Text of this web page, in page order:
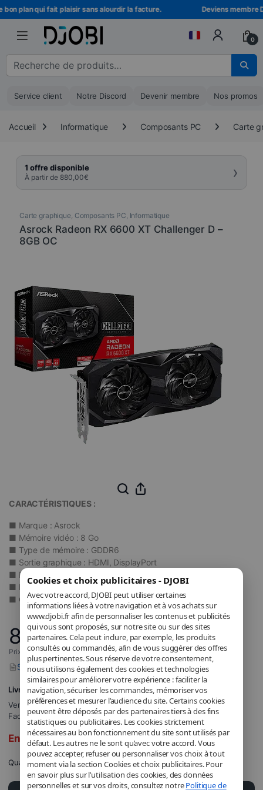
Cookies et choix publicitaires - DJOBI
Avec votre accord, DJOBI peut utiliser certaines
informations liées à votre navigation et à vos achats sur
www.djobi.fr afin de personnaliser les contenus et publicités
qui vous sont proposés, sur notre site ou sur des sites
partenaires. Cela peut inclure, par exemple, les produits
consultés ou commandés, afin de vous suggérer des offres
plus pertinentes. Sous réserve de votre consentement,
nous utilisons également des cookies et technologies
similaires pour améliorer votre expérience : faciliter la
navigation, sécuriser les commandes, mémoriser vos
préférences et mesurer l’audience du site. Certains cookies
peuvent être déposés par des partenaires tiers à des fins
statistiques ou publicitaires. Les cookies strictement
nécessaires au bon fonctionnement du site sont utilisés par
défaut. Les autres ne le sont qu’avec votre accord. Vous
pouvez accepter, refuser ou personnaliser vos choix à tout
moment via la section Cookies et choix publicitaires. Pour
en savoir plus sur l’utilisation des cookies, des données
personnelles et sur vos droits, consultez notrePolitique de
Skip to navigation
Skip to content
plan qui fait plaisir sans alourdir la facture. Deviens membre
0
Recherche pour :
Service client Notre Discord Devenir membre Nos promos
Accueil Informatique Composants PC Carte
1 offre disponible
À partir de 880,00€ ›
Carte graphique, Composants PC, Informatique
Asrock Radeon RX 6600 XT Challenger D –
8GB OC
CARACTÉRISTIQUES :
■ Marque : Asrock
■ Mémoire vidéo : 8 Go
■ Type de mémoire : GDDR6
■ Sortie graphique : HDMI, DisplayPort
■ Poids : 640 g
■ Modèle : 90-GA2TZZ-00UANF
■ Garantie : 2 ans
880,00€
Prix incluant la TVA applicable.
Signaler un problème avec ce produit
Livraison GRATUITE
Vendu et expédié parDJOBI_FR.
Facturé par DJOBI.
En rupture de stock
Quantité